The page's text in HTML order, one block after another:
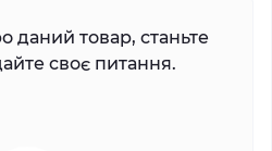
даний товар, станьте
своє питання.